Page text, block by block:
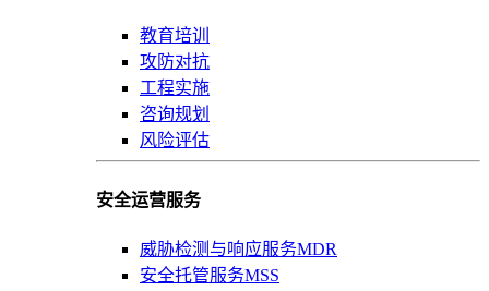
教育培训
攻防对抗
工程实施
咨询规划
风险评估
安全运营服务
威胁检测与响应服务MDR
安全托管服务MSS